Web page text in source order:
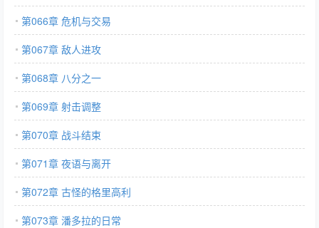
第066章 危机与交易
第067章 敌人进攻
第068章 八分之一
第069章 射击调整
第070章 战斗结束
第071章 夜语与离开
第072章 古怪的格里高利
第073章 潘多拉的日常